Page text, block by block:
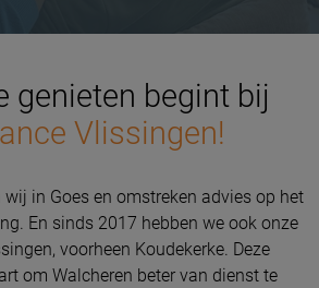
genieten begint bij
Vlissingen!
in Goes en omstreken advies op het
En sinds 2017 hebben we ook onze
voorheen Koudekerke. Deze
om Walcheren beter van dienst te